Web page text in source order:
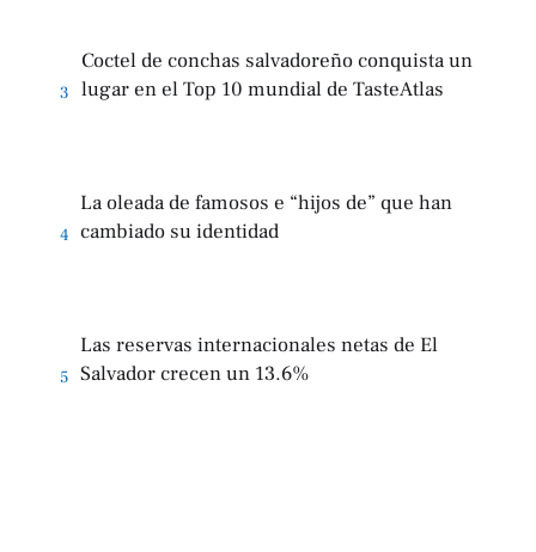
3
Coctel de conchas salvadoreño conquista un
lugar en el Top 10 mundial de TasteAtlas
4
La oleada de famosos e “hijos de” que han
cambiado su identidad
5
Las reservas internacionales netas de El
Salvador crecen un 13.6%